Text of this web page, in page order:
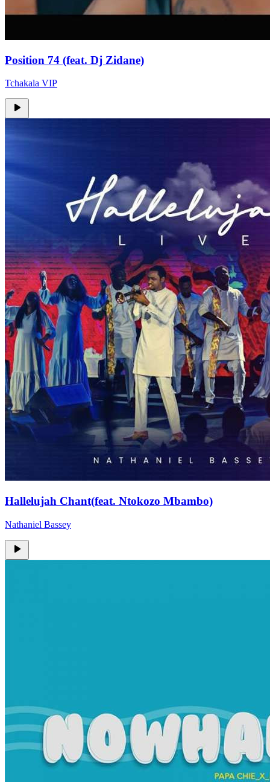
Position 74 (feat. Dj Zidane)
Tchakala VIP
Hallelujah Chant(feat. Ntokozo Mbambo)
Nathaniel Bassey